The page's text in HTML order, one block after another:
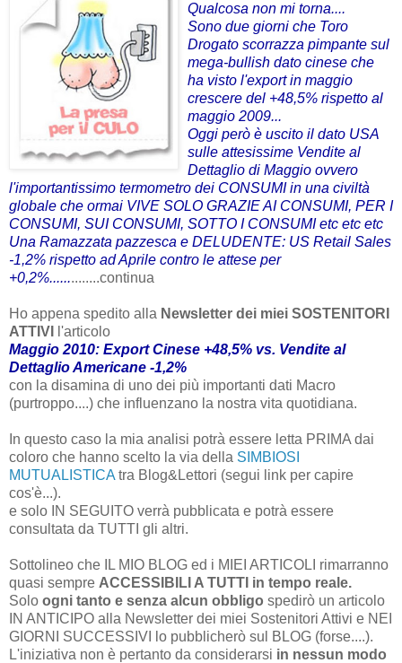
Qualcosa non mi torna....
Sono due giorni che Toro
Drogato scorrazza pimpante sul
mega-bullish dato cinese che
ha visto l'export in maggio
crescere del +48,5% rispetto al
maggio 2009...
Oggi però è uscito il dato USA
sulle attesissime Vendite al
Dettaglio di Maggio ovvero
l'importantissimo termometro dei CONSUMI in una civiltà
globale che ormai VIVE SOLO GRAZIE AI CONSUMI, PER I
CONSUMI, SUI CONSUMI, SOTTO I CONSUMI etc etc etc
Una Ramazzata pazzesca e DELUDENTE: US Retail Sales
-1,2% rispetto ad Aprile contro le attese per
+0,2%..............continua
Ho appena spedito alla Newsletter dei miei SOSTENITORI
ATTIVI
l'articolo
Maggio 2010: Export Cinese +48,5% vs. Vendite al
Dettaglio Americane -1,2%
con la disamina di uno dei più importanti dati Macro
(purtroppo....) che influenzano la nostra vita quotidiana.
In questo caso la mia analisi potrà essere letta PRIMA dai
coloro che hanno scelto la via della SIMBIOSI
MUTUALISTICA tra Blog&Lettori (segui link per capire
cos'è...).
e solo IN SEGUITO verrà pubblicata e potrà essere
consultata da TUTTI gli altri.
Sottolineo che IL MIO BLOG ed i MIEI ARTICOLI rimarranno
quasi sempre ACCESSIBILI A TUTTI in tempo reale.
Solo ogni tanto e senza alcun obbligo spedirò un articolo
IN ANTICIPO alla Newsletter dei miei Sostenitori Attivi e NEI
GIORNI SUCCESSIVI lo pubblicherò sul BLOG (forse....).
L'iniziativa non è pertanto da considerarsi in nessun modo